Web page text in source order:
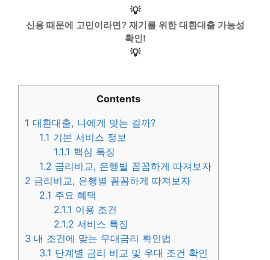
💡
신용 때문에 고민이라면? 재기를 위한 대환대출 가능성
확인!
💡
Contents
1 대환대출, 나에게 맞는 걸까?
1.1 기본 서비스 정보
1.1.1 핵심 특징
1.2 금리비교, 은행별 꼼꼼하게 따져보자
2 금리비교, 은행별 꼼꼼하게 따져보자
2.1 주요 혜택
2.1.1 이용 조건
2.1.2 서비스 특징
3 내 조건에 맞는 우대금리 확인법
3.1 단계별 금리 비교 및 우대 조건 확인